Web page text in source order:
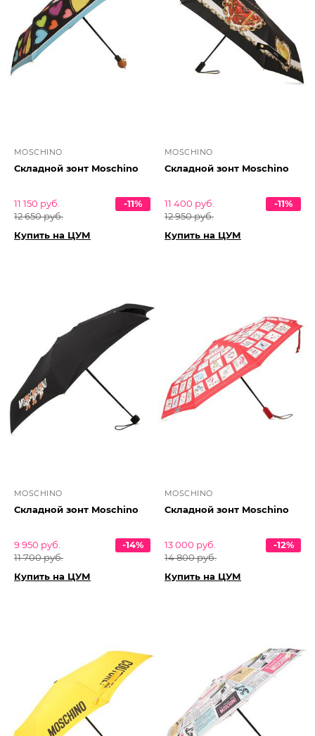
MOSCHINO
Складной зонт Moschino
11 150 руб.
12 650 руб.
-11%
Купить на ЦУМ
MOSCHINO
Складной зонт Moschino
11 400 руб.
12 950 руб.
-11%
Купить на ЦУМ
MOSCHINO
Складной зонт Moschino
9 950 руб.
11 700 руб.
-14%
Купить на ЦУМ
MOSCHINO
Складной зонт Moschino
13 000 руб.
14 800 руб.
-12%
Купить на ЦУМ